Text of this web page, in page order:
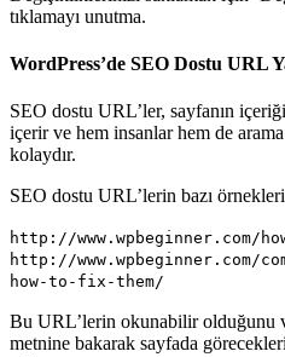
tıklamayı unutma.
WordPress’de SEO Dostu URL
SEO dostu URL’ler, sayfanın
içerir ve hem insanlar hem de
kolaydır.
SEO dostu URL’lerin bazı
http://www.wpbeginner.com/
http://www.wpbeginner.com/
how-to-fix-them/
Bu URL’lerin okunabilir olduğunu
metnine bakarak sayfada